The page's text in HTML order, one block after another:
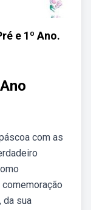
e 1º Ano.
com as
da sua